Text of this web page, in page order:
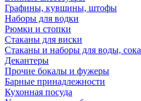
Графины, кувшины, штофы
Наборы для водки
Рюмки и стопки
Стаканы для виски
Стаканы и наборы для воды, сока
Декантеры
Прочие бокалы и фужеры
Барные принадлежности
Кухонная посуда